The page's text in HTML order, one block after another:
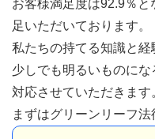
お客様満足度は92.9％
足いただいております。
私たちの持てる知識と
少しでも明るいものに
対応させていただきます
まずはグリーンリーフ法